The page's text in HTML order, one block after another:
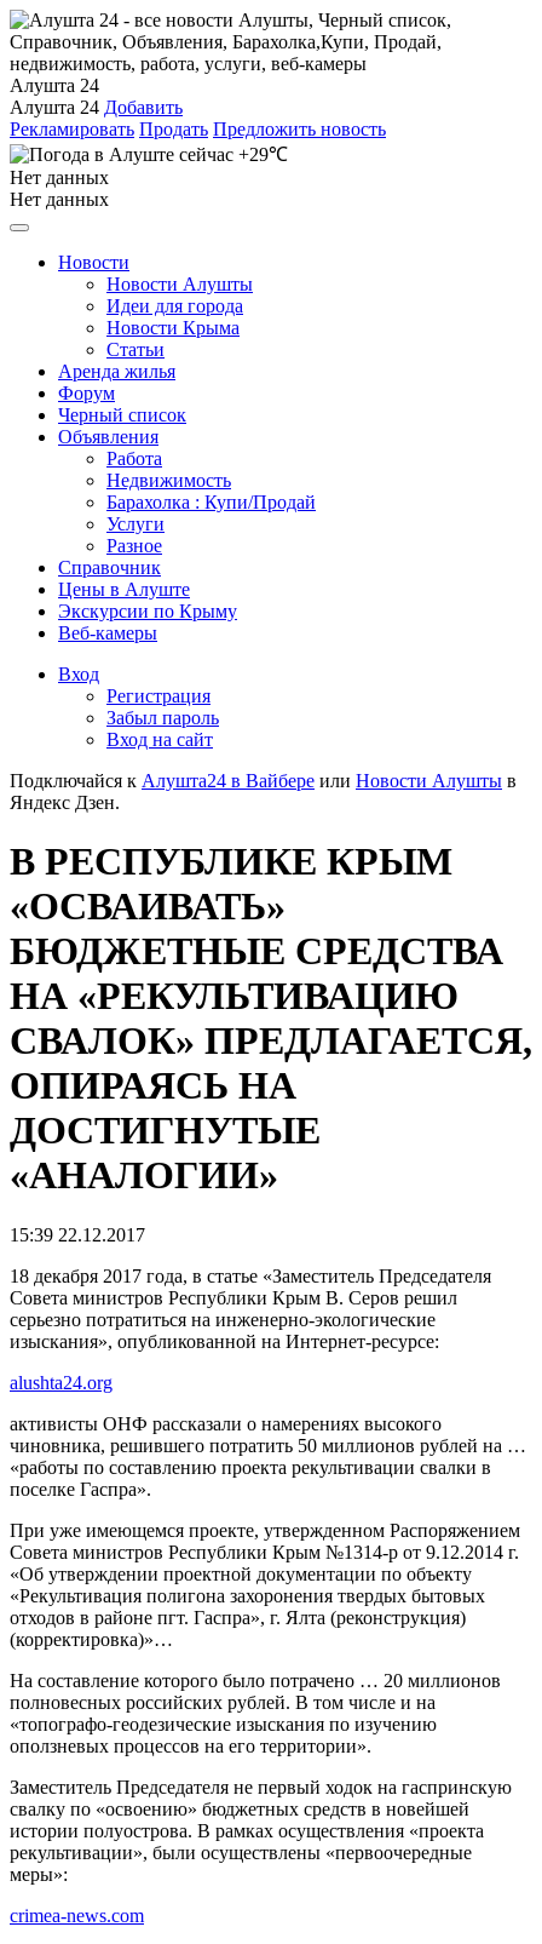
Алушта 24
Алушта 24 Добавить
Рекламировать Продать Предложить новость
+29℃
Нет данных
Нет данных
Новости
Новости Алушты
Идеи для города
Новости Крыма
Статьи
Аренда жилья
Форум
Черный список
Объявления
Работа
Недвижимость
Барахолка : Купи/Продай
Услуги
Разное
Справочник
Цены в Алуште
Экскурсии по Крыму
Веб-камеры
Вход
Регистрация
Забыл пароль
Вход на сайт
Подключайся к Алушта24 в Вайбере или Новости Алушты в
Яндекс Дзен.
В РЕСПУБЛИКЕ КРЫМ
«ОСВАИВАТЬ»
БЮДЖЕТНЫЕ СРЕДСТВА
НА «РЕКУЛЬТИВАЦИЮ
СВАЛОК» ПРЕДЛАГАЕТСЯ,
ОПИРАЯСЬ НА
ДОСТИГНУТЫЕ
«АНАЛОГИИ»
15:39 22.12.2017
18 декабря 2017 года, в статье «Заместитель Председателя
Совета министров Республики Крым В. Серов решил
серьезно потратиться на инженерно-экологические
изыскания», опубликованной на Интернет-ресурсе:
alushta24.org
активисты ОНФ рассказали о намерениях высокого
чиновника, решившего потратить 50 миллионов рублей на …
«работы по составлению проекта рекультивации свалки в
поселке Гаспра».
При уже имеющемся проекте, утвержденном Распоряжением
Совета министров Республики Крым №1314-р от 9.12.2014 г.
«Об утверждении проектной документации по объекту
«Рекультивация полигона захоронения твердых бытовых
отходов в районе пгт. Гаспра», г. Ялта (реконструкция)
(корректировка)»…
На составление которого было потрачено … 20 миллионов
полновесных российских рублей. В том числе и на
«топографо-геодезические изыскания по изучению
оползневых процессов на его территории».
Заместитель Председателя не первый ходок на гаспринскую
свалку по «освоению» бюджетных средств в новейшей
истории полуострова. В рамках осуществления «проекта
рекультивации», были осуществлены «первоочередные
меры»:
crimea-news.com